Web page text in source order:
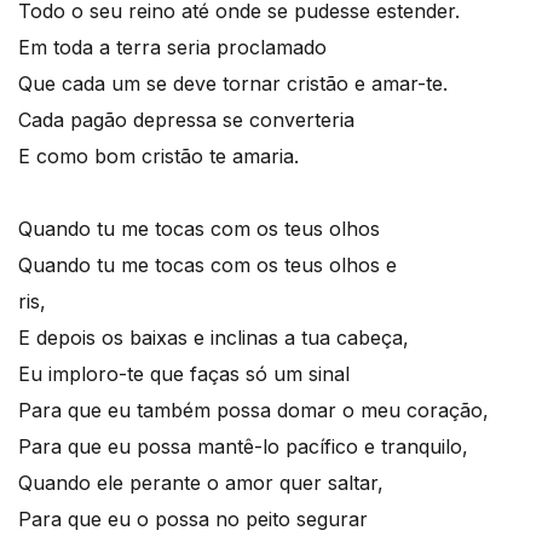
Todo o seu reino até onde se pudesse estender.
Em toda a terra seria proclamado
Que cada um se deve tornar cristão e amar-te.
Cada pagão depressa se converteria
E como bom cristão te amaria.
Quando tu me tocas com os teus olhos
Quando tu me tocas com os teus olhos e
ris,
E depois os baixas e inclinas a tua cabeça,
Eu imploro-te que faças só um sinal
Para que eu também possa domar o meu coração,
Para que eu possa mantê-lo pacífico e tranquilo,
Quando ele perante o amor quer saltar,
Para que eu o possa no peito segurar